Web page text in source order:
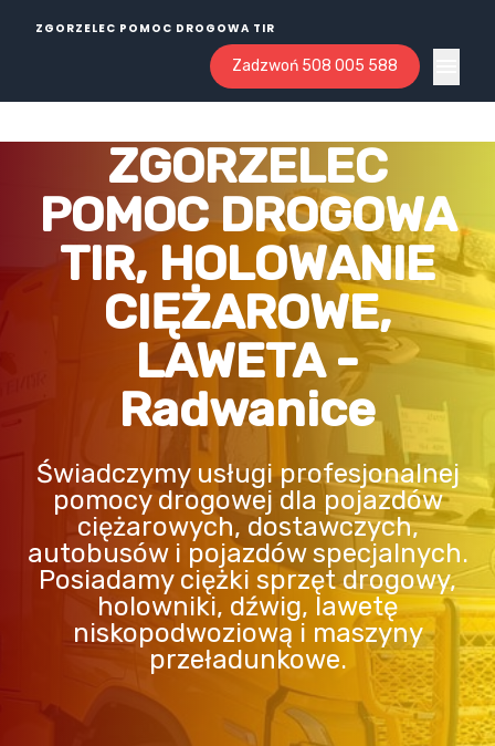
ZGORZELEC POMOC DROGOWA TIR
Zadzwoń 508 005 588
ZGORZELEC
POMOC DROGOWA
TIR, HOLOWANIE
CIĘŻAROWE,
LAWETA -
Radwanice
Świadczymy usługi profesjonalnej
pomocy drogowej dla pojazdów
ciężarowych, dostawczych,
autobusów i pojazdów specjalnych.
Posiadamy ciężki sprzęt drogowy,
holowniki, dźwig, lawetę
niskopodwoziową i maszyny
przeładunkowe.